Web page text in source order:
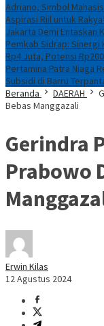
Adriano, Simbol
Aspirasi Riil untuk
Jakarta Demi Entaskan
Pemkab Sidrap:
Rp4 Juta, Potensi
Pertamina Patra Niaga
Subsidi di Barru
Beranda
DAERAH
Bebas Manggazali
Gerindra
Prabowo
Erwin Kilas
12 Agustus 2024